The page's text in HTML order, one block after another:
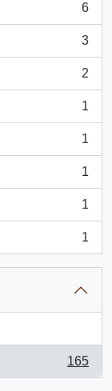
6
3
2
1
1
1
1
1
165